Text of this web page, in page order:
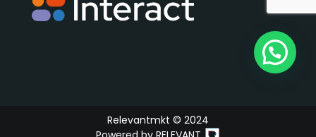
Relevantmkt © 2024